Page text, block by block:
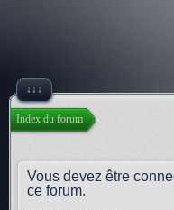
↓↓↓
Index du forum
Vous devez être
ce forum.